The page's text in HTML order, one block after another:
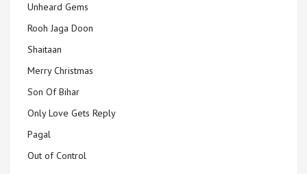
Unheard Gems
Rooh Jaga Doon
Shaitaan
Merry Christmas
Son Of Bihar
Only Love Gets Reply
Pagal
Out of Control